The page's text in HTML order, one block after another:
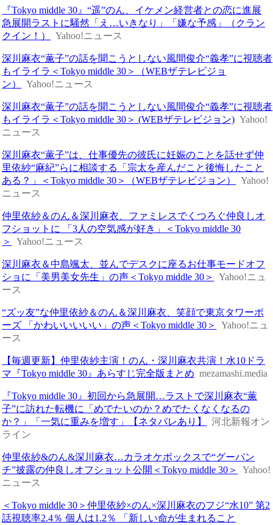
『Tokyo middle 30』“遥”のん、イケメン経営者との恋に進展
急展開ラストに騒然「え…いきなり」「嫌な予感」（クラン
クイン！）
Yahoo!ニュース
深川麻衣“薫子”の話を聞こうとしない風間俊介“義孝”に視聴者
もイライラ＜Tokyo middle 30＞（WEBザテレビジョ
ン）
Yahoo!ニュース
深川麻衣“薫子”の話を聞こうとしない風間俊介“義孝”に視聴者
もイライラ＜Tokyo middle 30＞ (WEBザテレビジョン) Yahoo!
ニュース
深川麻衣“薫子”は、仕事優先の彼氏に妊娠のことを話せず仲
里依紗“麻紀”らに相談する「宗太を産んだこと後悔したこと
ある？」＜Tokyo middle 30＞（WEBザテレビジョン）
Yahoo!
ニュース
仲里依紗＆のん＆深川麻衣、ファミレスでくつろぐ仲良しオ
フショットに 「3人の空気感が好き」＜Tokyo middle 30
＞
Yahoo!ニュース
深川麻衣＆中島颯太、並んでデスクに座るお仕事モードオフ
ショに「美男美女先生」の声＜Tokyo middle 30＞
Yahoo!ニュ
ース
“ズッ友”な仲里依紗＆のん＆深川麻衣、笑顔で東京タワーポ
ーズ 「かわいいいいい」の声＜Tokyo middle 30＞
Yahoo!ニュ
ース
【毎週更新】仲里依紗主演！のん・深川麻衣共演！水10ドラ
マ『Tokyo middle 30』あらすじ完全版まとめ mezamashi.media
『Tokyo middle 30』初回から急展開…ラストで深川麻衣“薫
子”に訪れた転機に「めでたいのか？めでたくなくなるの
か？」「一気に重みを増す」【ネタバレあり】
河北新報オン
ライン
仲里依紗&のん&深川麻衣…カラオケボックスで“グーパン
チ”披露の仲良しオフショット公開＜Tokyo middle 30＞
Yahoo!
ニュース
＜Tokyo middle 30＞仲里依紗×のん×深川麻衣のフジ“水10” 第2
話視聴率2.4％ 個人は1.2％ 「新しい命が生まれること